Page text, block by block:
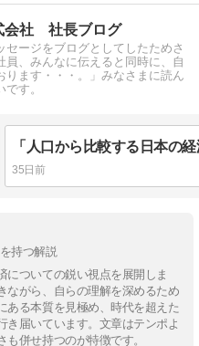
会社 社長ブログ
セージをブログとしてしたためさ
員、みんなに伝えると同時に、自
ります・・・。」みなさまに読ん
す。
「人口から比較する日本の
35日前
持つ解説
についての鋭い視点を展開しま
ながら、自らの理解を深めるため
ある本質を見極め、時代を超えた
き届いています。文章はテンポよ
併せ持つのが特徴です。